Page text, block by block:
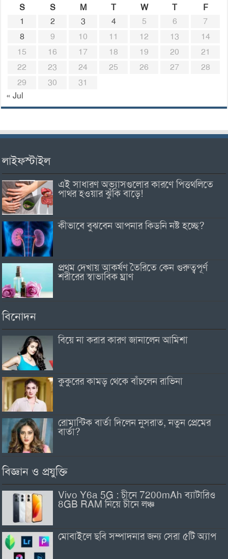
S
S M T W T
F
1
2 3 4 5 6
7
8
9 10 11 12 13
14
15
16 17 18 19 20
21
22
23 24 25 26 27
28
29
30
31
« Jul
লাইফস্টাইল
এই সাধারণ অভ্যাসগুলোর কারণে পিত্তথলিতে
পাথর হওয়ার ঝুঁকি বাড়ে!
কীভাবে বুঝবেন আপনার কিডনি নষ্ট হচ্ছে?
প্রথম দেখায় আকর্ষণ তৈরিতে কেন গুরুত্বপূর্ণ
শরীরের স্বাভাবিক ঘ্রাণ
বিনোদন
বিয়ে না করার কারণ জানালেন আমিশা
কুকুরের কামড় থেকে বাঁচলেন রাভিনা
রোমান্টিক বার্তা দিলেন নুসরাত, নতুন প্রেমের
বার্তা?
বিজ্ঞান ও প্রযুক্তি
Vivo Y6a 5G : চীনে 7200mAh ব্যাটারিও
8GB RAM নিয়ে চীনে লঞ্চ
মোবাইলে ছবি সম্পাদনার জন্য সেরা ৫টি অ্যাপ